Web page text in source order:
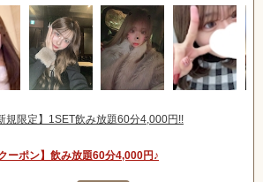
規限定】1SET飲み放題60分4,000円!!
ーポン】飲み放題60分4,000円♪